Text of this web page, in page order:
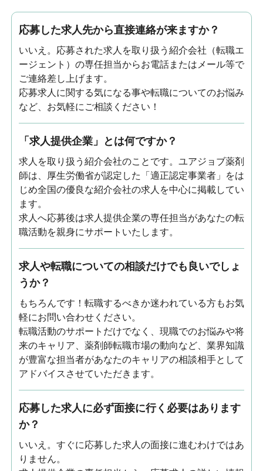
応募した求人先から直接連絡が来ますか？
いいえ。応募された求人を取り扱う紹介会社（転職エ
ージェント）の専任担当からお電話またはメール等で
ご連絡差し上げます。
応募求人に関する気になる事や転職についてのお悩み
など、お気軽にご相談ください！
「求人提供企業」とは何ですか？
求人を取り扱う紹介会社のことです。ユアジョブ薬剤
師は、厚生労働省が認定した「適正認定事業者」をは
じめ全国の優良な紹介会社の求人を中心に掲載してい
ます。
求人へ応募後は求人提供企業の専任担当があなたの転
職活動を親身にサポートいたします。
求人や転職についての相談だけでも良いでしょ
うか？
もちろんです！転職するべきか迷われている方もお気
軽にお問い合わせください。
転職活動のサポートだけでなく、現職でのお悩みや将
来のキャリア、薬剤師転職市場の動向など、業界知識
が豊富な担当者があなたのキャリアの相談相手として
アドバイスさせていただきます。
応募した求人に必ず面接に行く必要はあります
か？
いいえ。すぐに応募した求人の面接に進むわけではあ
りません。